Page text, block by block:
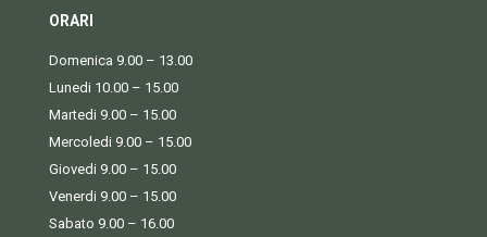
ORARI
Domenica 9.00 – 13.00
Lunedi 10.00 – 15.00
Martedi 9.00 – 15.00
Mercoledi 9.00 – 15.00
Giovedi 9.00 – 15.00
Venerdi 9.00 – 15.00
Sabato 9.00 – 16.00